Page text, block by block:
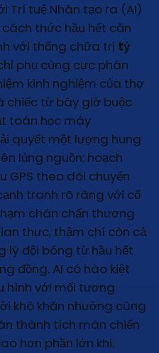
Trí tuệ Nhân tạo ra (AI)
thức hầu hết căn
với thống chữa trị tỷ
phụ cùng cực phân
kinh nghiệm của thợ
chiếc từ bây giờ buộc
toán học máy
quyết một lượng hung
lủng nguồn: hoạch
GPS theo dõi chuyển
tranh rõ ràng với cố
chán chấn thương
thực, thậm chí còn cả
lý đội bóng từ hầu hết
đồng. AI có hào kiệt
hình với mối tương
khó khăn nhường cũng
thành tích màn chiến
hơn phần lớn khi.